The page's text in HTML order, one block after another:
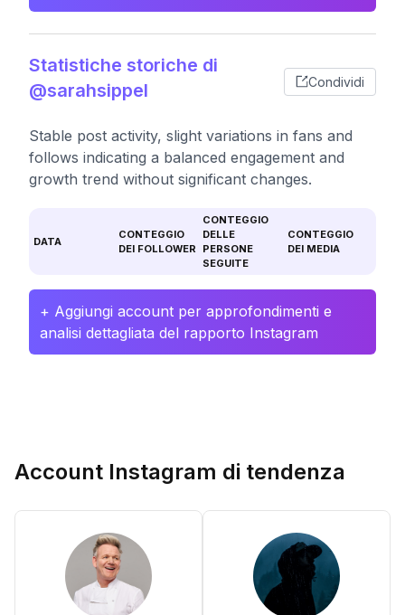
Statistiche storiche di
@sarahsippel
Condividi
Stable post activity, slight variations in fans and
follows indicating a balanced engagement and
growth trend without significant changes.
DATA
CONTEGGIO
DEI FOLLOWER
CONTEGGIO
DELLE
PERSONE
SEGUITE
CONTEGGIO
DEI MEDIA
+ Aggiungi account per approfondimenti e
analisi dettagliata del rapporto Instagram
Account Instagram di tendenza